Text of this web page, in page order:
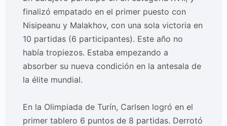
finalizó empatado en el primer puesto con
Nisipeanu y Malakhov, con una sola victoria en
10 partidas (6 participantes). Este año no
había tropiezos. Estaba empezando a
absorber su nueva condición en la antesala de
la élite mundial.
En la Olimpiada de Turín, Carlsen logró en el
primer tablero 6 puntos de 8 partidas. Derrotó